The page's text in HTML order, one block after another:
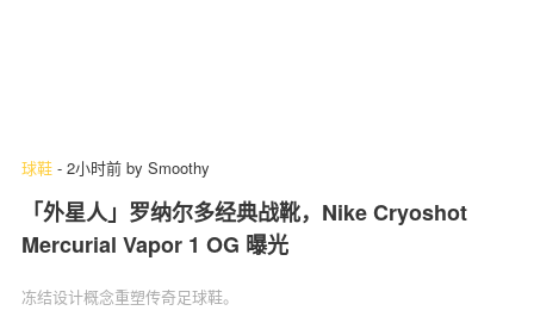
球鞋 - 2小时前 by Smoothy
「外星人」罗纳尔多经典战靴，Nike Cryoshot
Mercurial Vapor 1 OG 曝光
冻结设计概念重塑传奇足球鞋。